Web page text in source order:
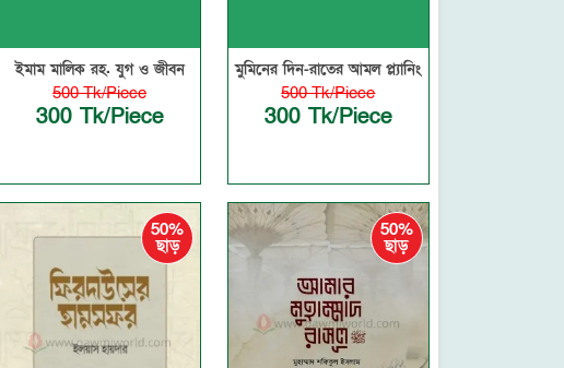
ইমাম মালিক রহ. যুগ ও জীবন
500 Tk/Piece
300 Tk/Piece
মুমিনের দিন-রাতের আমল প্ল্যানিং
500 Tk/Piece
300 Tk/Piece
50%
ছাড়
50%
ছাড়